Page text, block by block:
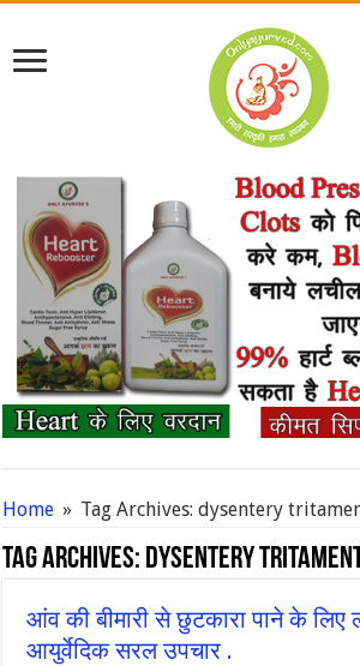
Home » Tag Archives: dysentery
Tag Archives: dysentery
आंव की बीमारी से छुटकारा पाने के लिए
आयुर्वेदिक सरल उपचार .